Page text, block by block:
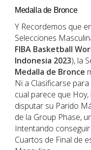
Medalla de Bronce
Y Recordemos que
Selecciones
FIBA Basketball
Indonesia 2023), la
Medalla de Bronce
Ni a Clasificarse
cual parece que
disputar su Parido
de la Group Phase,
Intentando
Cuartos de Final de